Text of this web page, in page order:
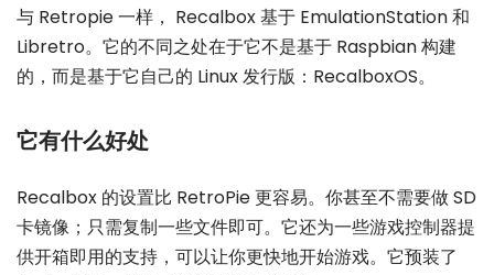
与 Retropie 一样， Recalbox 基于 EmulationStation 和
Libretro。它的不同之处在于它不是基于 Raspbian 构建
的，而是基于它自己的 Linux 发行版：RecalboxOS。
它有什么好处
Recalbox 的设置比 RetroPie 更容易。你甚至不需要做 SD
卡镜像；只需复制一些文件即可。它还为一些游戏控制器提
供开箱即用的支持，可以让你更快地开始游戏。它预装了